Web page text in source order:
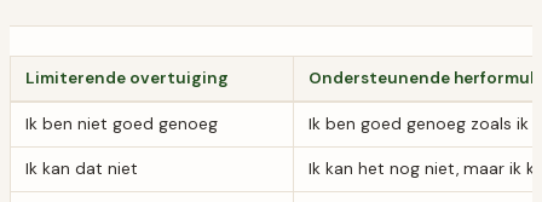
Limiterende overtuiging Ondersteunende
Ik ben niet goed genoeg Ik ben goed genoeg zoals ik
Ik kan dat niet Ik kan het nog niet, maar ik